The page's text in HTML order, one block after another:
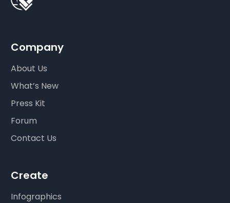
Company
About Us
What’s New
Press Kit
Forum
Contact Us
Create
Infographics